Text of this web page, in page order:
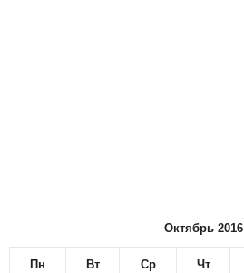
Октябрь 2016
Пн Вт Ср Чт